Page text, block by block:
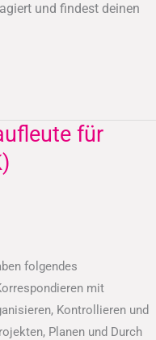
und findest deinen
für
folgendes
mit
Kontrollieren und
Planen und Durch